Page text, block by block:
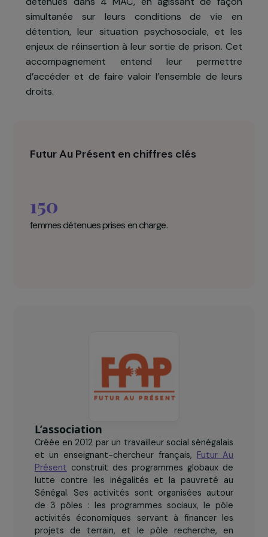
besoins spécifiques et d’un manque d’appui à
réinsertion.
Le projet de l’association Futur au Présent vise
assurer un accompagnement global des
détenues dans 4 MAC, en agissant de
accompagnement entend leur